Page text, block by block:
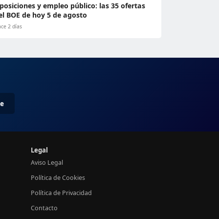
y empleo público: las 35 ofertas
BOE de hoy 5 de agosto
2 días
Legal
Aviso Legal
Política de Cookies
Política de Privacidad
Contacto